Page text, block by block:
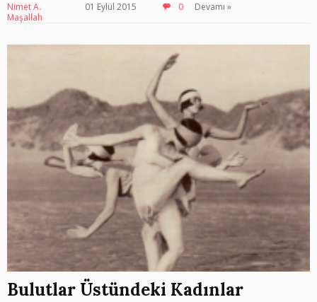
Nimet A.
Maşallah
01 Eylül 2015 0 Devamı »
Bulutlar Üstündeki Kadınlar